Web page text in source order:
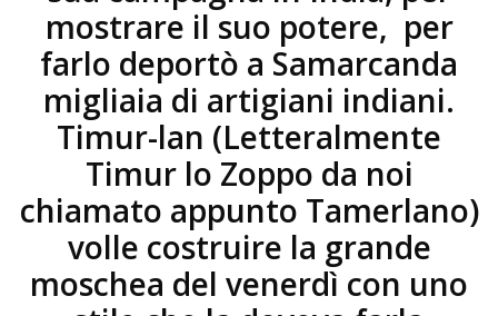
mostrare il suo potere, per
farlo deportò a Samarcanda
migliaia di artigiani indiani.
Timur-lan (Letteralmente
Timur lo Zoppo da noi
chiamato appunto Tamerlano)
volle costruire la grande
moschea del venerdì con uno